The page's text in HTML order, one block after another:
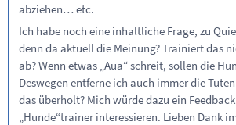
abziehen… etc.
Ich habe noch eine inhaltliche Frage, zu
denn da aktuell die Meinung? Trainiert das
ab? Wenn etwas „Aua“ schreit, sollen die
Deswegen entferne ich auch immer die
das überholt? Mich würde dazu ein
„Hunde“trainer interessieren. Lieben Dank